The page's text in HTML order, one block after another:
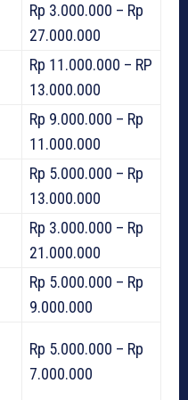
Rp 3.000.000 – Rp
27.000.000
Rp 11.000.000 – RP
13.000.000
Rp 9.000.000 – Rp
11.000.000
Rp 5.000.000 – Rp
13.000.000
Rp 3.000.000 – Rp
21.000.000
Rp 5.000.000 – Rp
9.000.000
Rp 5.000.000 – Rp
7.000.000